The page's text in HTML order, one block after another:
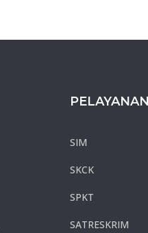
SIM
SKCK
SPKT
SATRESKRIM